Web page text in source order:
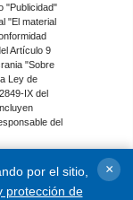
"Publicidad"
"El material
Artículo 9
"Sobre
Ley de
IX del
del
R40-
por el sitio,
protección de
×